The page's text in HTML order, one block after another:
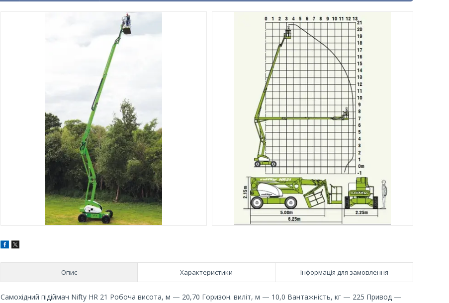
Опис Характеристики Інформація для замовлення
Самохідний підіймач Nifty HR 21 Робоча висота, м — 20,70 Горизон. виліт, м — 10,0 Вантажність, кг — 225 Привод —